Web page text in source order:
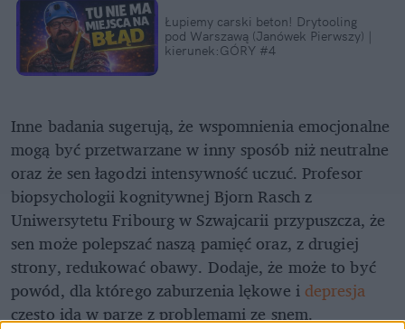
Łupiemy carski beton! Drytooling
pod Warszawą (Janówek Pierwszy) |
kierunek:GÓRY #4
Inne badania sugerują, że wspomnienia emocjonalne
mogą być przetwarzane w inny sposób niż neutralne
oraz że sen łagodzi intensywność uczuć. Profesor
biopsychologii kognitywnej Bjorn Rasch z
Uniwersytetu Fribourg w Szwajcarii przypuszcza, że
sen może polepszać naszą pamięć oraz, z drugiej
strony, redukować obawy. Dodaje, że może to być
powód, dla którego zaburzenia lękowe i depresja
często idą w parze z problemami ze snem.